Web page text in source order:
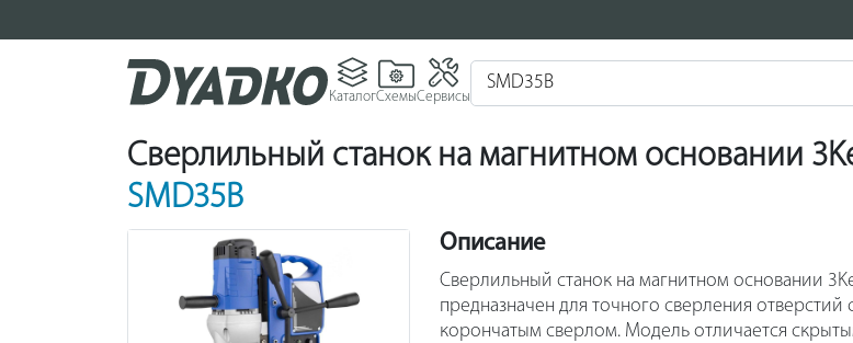
КаталогСхемыСервисы
Сверлильный станок на магнитном основании
SMD35B
Описание
Сверлильный станок на магнитном основании
предназначен для точного сверления
корончатым сверлом. Модель отличается